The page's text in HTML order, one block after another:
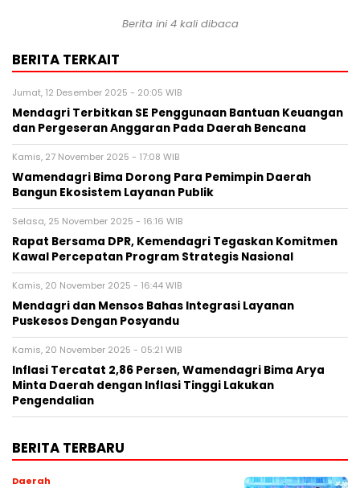
Berita ini 4 kali dibaca
BERITA TERKAIT
Jumat, 12 Desember 2025 - 20:05 WIB
Mendagri Terbitkan SE Penggunaan Bantuan Keuangan
dan Pergeseran Anggaran Pada Daerah Bencana
Kamis, 27 November 2025 - 17:08 WIB
Wamendagri Bima Dorong Para Pemimpin Daerah
Bangun Ekosistem Layanan Publik
Selasa, 25 November 2025 - 16:16 WIB
Rapat Bersama DPR, Kemendagri Tegaskan Komitmen
Kawal Percepatan Program Strategis Nasional
Kamis, 20 November 2025 - 16:44 WIB
Mendagri dan Mensos Bahas Integrasi Layanan
Puskesos Dengan Posyandu
Kamis, 20 November 2025 - 05:21 WIB
Inflasi Tercatat 2,86 Persen, Wamendagri Bima Arya
Minta Daerah dengan Inflasi Tinggi Lakukan
Pengendalian
BERITA TERBARU
Daerah